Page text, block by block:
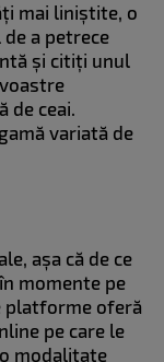
mai liniștite, o
a petrece
și citiți unul
de ceai.
variată de
așa că de ce
momente pe
platforme oferă
pe care le
modalitate